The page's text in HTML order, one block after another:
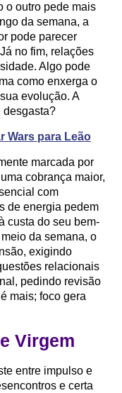
o outro pede mais
da semana, a
pode parecer
no fim, relações
Algo pode
como enxerga o
evolução. A
desgasta?
Wars para Leão
marcada por
cobrança maior,
com
de energia pedem
custa do seu bem-
da semana, o
exigindo
relacionais
pedindo revisão
mais; foco gera
Virgem
entre impulso e
e certa